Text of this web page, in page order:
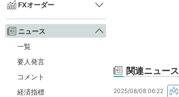
FXオーダー
ニュース
一覧
要人発言
コメント
経済指標
関連ニュース
2025/08/08 06:22